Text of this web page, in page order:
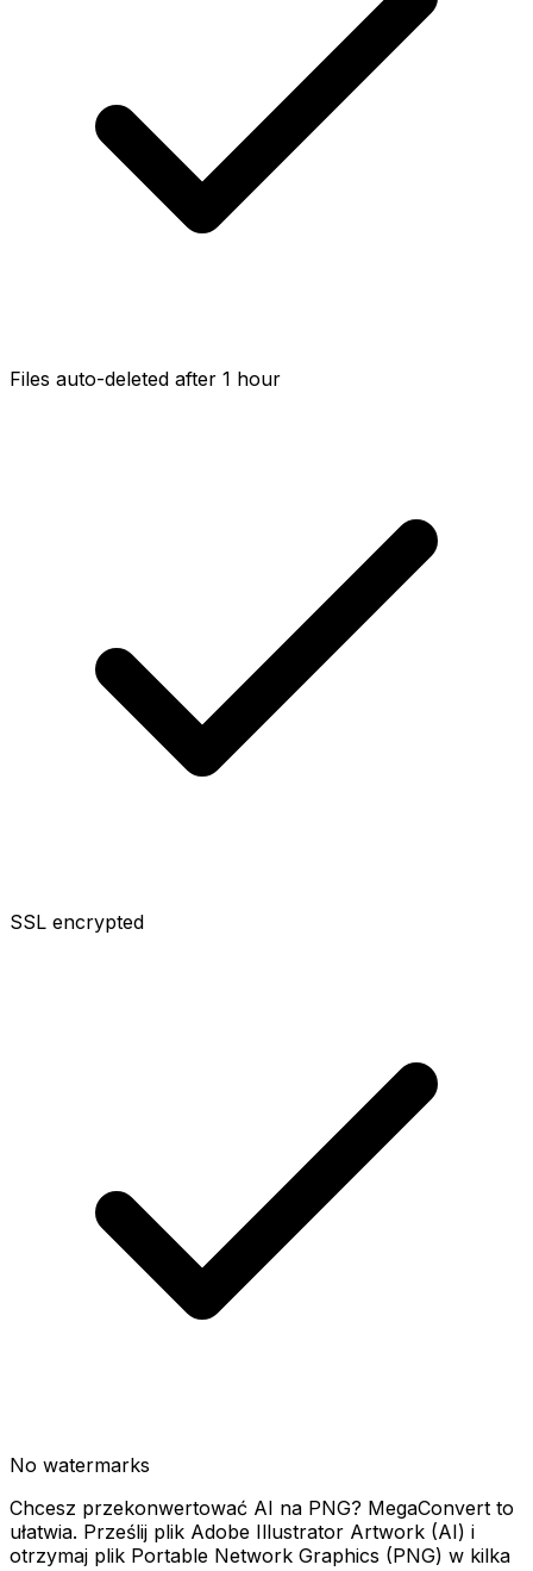
Files auto-deleted after 1 hour
SSL encrypted
No watermarks
Chcesz przekonwertować AI na PNG? MegaConvert to
ułatwia. Prześlij plik Adobe Illustrator Artwork (AI) i
otrzymaj plik Portable Network Graphics (PNG) w kilka